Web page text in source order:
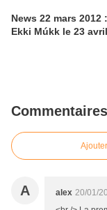
News 22 mars
Ekki Múkk le 23 avril
Commentaires
A alex 20/01/